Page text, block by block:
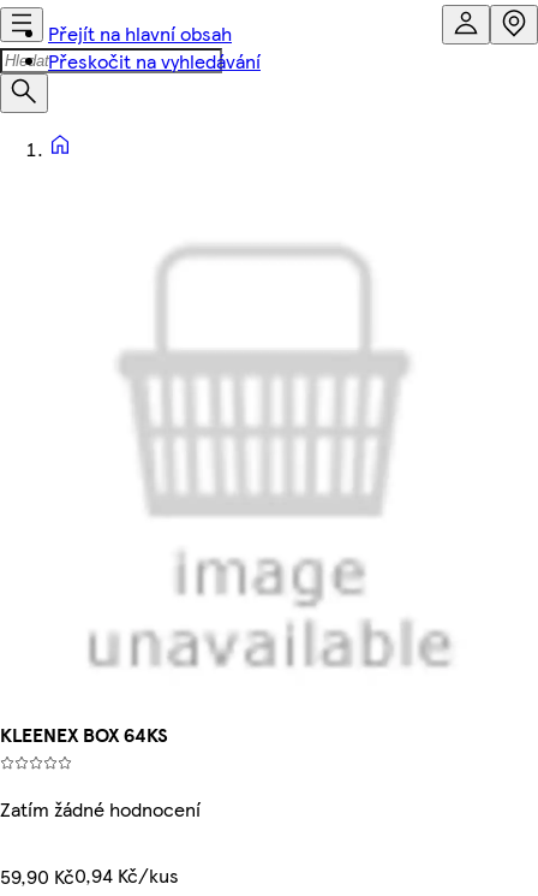
Přejít na hlavní obsah
Přeskočit na vyhledávání
KLEENEX BOX 64KS
Zatím žádné hodnocení
59,90 Kč0,94 Kč/kus